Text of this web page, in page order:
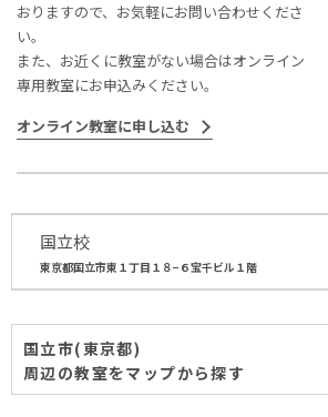
おりますので、お気軽にお問い合わせくださ
い。
また、お近くに教室がない場合はオンライン
専用教室にお申込みください。
オンライン教室に申し込む
国立校
東京都国立市東１丁目１８−６宝千ビル１階
国立市(東京都)
周辺の教室をマップから探す